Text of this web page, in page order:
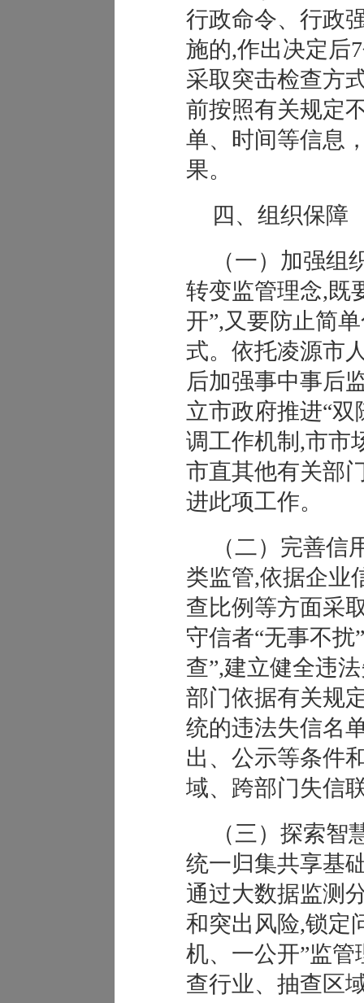
行政命令、行政
施的,作出决定后
采取突击检查方
前按照有关规定
单、时间等信息
果。
四、组织保障
（一）加强组
转变监管理念,既
开”,又要防止简
式。依托凌源市
后加强事中事后
立市政府推进“
调工作机制,市市
市直其他有关部
进此项工作。
（二）完善信
类监管,依据企业
查比例等方面采
守信者“无事不扰
查”,建立健全违
部门依据有关规
统的违法失信名
出、公示等条件
域、跨部门失信
（三）探索智
统一归集共享基
通过大数据监测
和突出风险,锁定
机、一公开”监
查行业、抽查区